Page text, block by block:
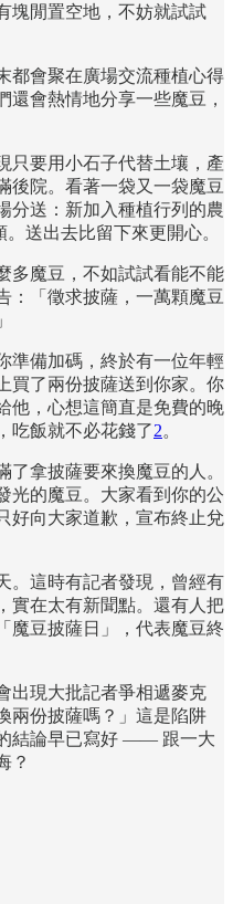
塊閒置空地，不妨就試試
都會聚在廣場交流種植心得
會熱情地分享一些魔豆，
只要用小石子代替土壤，產
後院。看著一袋又一袋魔豆
分送：新加入種植行列的農
送出去比留下來更開心。
多魔豆，不如試試看能不能
：「徵求披薩，一萬顆魔豆
準備加碼，終於有一位年輕
買了兩份披薩送到你家。你
他，心想這簡直是免費的晚
吃飯就不必花錢了2。
拿披薩要來換魔豆的人。
光的魔豆。大家看到你的公
好向大家道歉，宣布終止兌
。這時有記者發現，曾經有
實在太有新聞點。還有人把
魔豆披薩日」，代表魔豆終
出現大批記者爭相遞麥克
兩份披薩嗎？」這是陷阱
結論早已寫好 —— 跟一大
？